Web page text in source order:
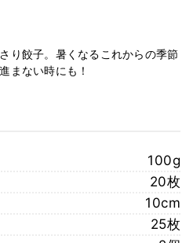
り餃子。暑くなるこれからの季節
まない時にも！
100g
20枚
10cm
25枚